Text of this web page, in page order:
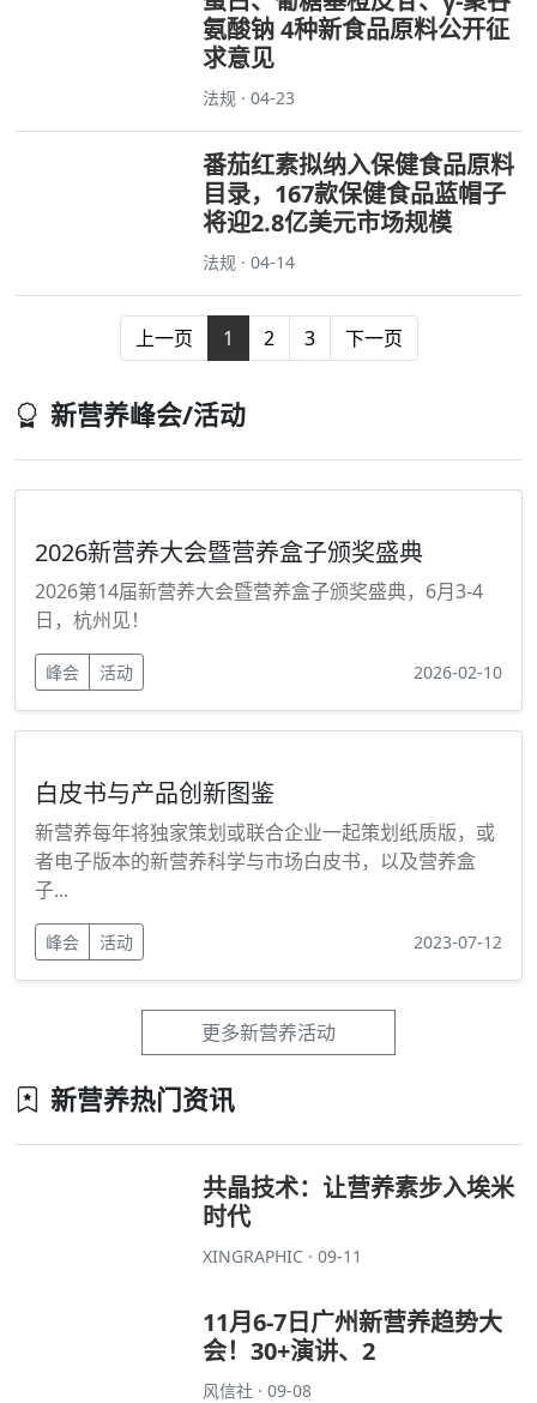
氨酸钠 4种新食品原料公开征
求意见
法规 · 04-23
番茄红素拟纳入保健食品原料
目录，167款保健食品蓝帽子
将迎2.8亿美元市场规模
法规 · 04-14
上一页 1 2 3 下一页
新营养峰会/活动
2026新营养大会暨营养盒子颁奖盛典
2026第14届新营养大会暨营养盒子颁奖盛典，6月3-4
日，杭州见！
峰会 活动 2026-02-10
白皮书与产品创新图鉴
新营养每年将独家策划或联合企业一起策划纸质版，或
者电子版本的新营养科学与市场白皮书，以及营养盒
子...
峰会 活动 2023-07-12
更多新营养活动
新营养热门资讯
共晶技术：让营养素步入埃米
时代
XINGRAPHIC · 09-11
11月6-7日广州新营养趋势大
会！30+演讲、2
风信社 · 09-08